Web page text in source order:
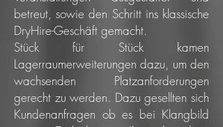
betreut, sowie den Schritt ins klassische
DryHire-Geschäft gemacht.
Stück für Stück kamen
Lagerraumerweiterungen dazu, um den
wachsenden Platzanforderungen
gerecht zu werden. Dazu gesellten sich
Kundenanfragen ob es bei Klangbild